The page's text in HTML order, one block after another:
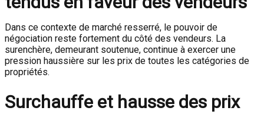
Dans ce contexte de marché resserré, le pouvoir de
négociation reste fortement du côté des vendeurs. La
surenchère, demeurant soutenue, continue à exercer une
pression haussière sur les prix de toutes les catégories de
propriétés.
Surchauffe et hausse des prix